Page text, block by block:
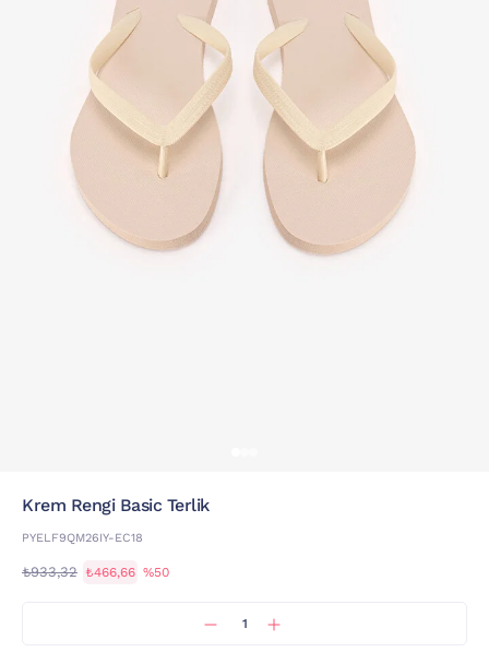
Krem Rengi Basic Terlik
PYELF9QM26IY-EC18
₺933,32 ₺466,66 %50